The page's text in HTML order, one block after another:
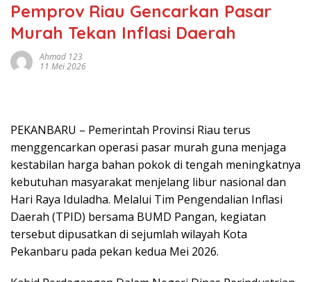
Pemprov Riau Gencarkan Pasar
Murah Tekan Inflasi Daerah
Ahmad 123
11 Mei 2026
PEKANBARU – Pemerintah Provinsi Riau terus
menggencarkan operasi pasar murah guna menjaga
kestabilan harga bahan pokok di tengah meningkatnya
kebutuhan masyarakat menjelang libur nasional dan
Hari Raya Iduladha. Melalui Tim Pengendalian Inflasi
Daerah (TPID) bersama BUMD Pangan, kegiatan
tersebut dipusatkan di sejumlah wilayah Kota
Pekanbaru pada pekan kedua Mei 2026.